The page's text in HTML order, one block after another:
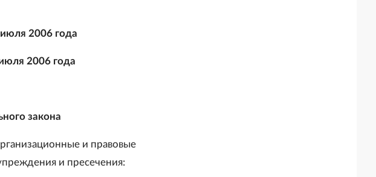
2006 года
2006 года
закона
и правовые
и пресечения: